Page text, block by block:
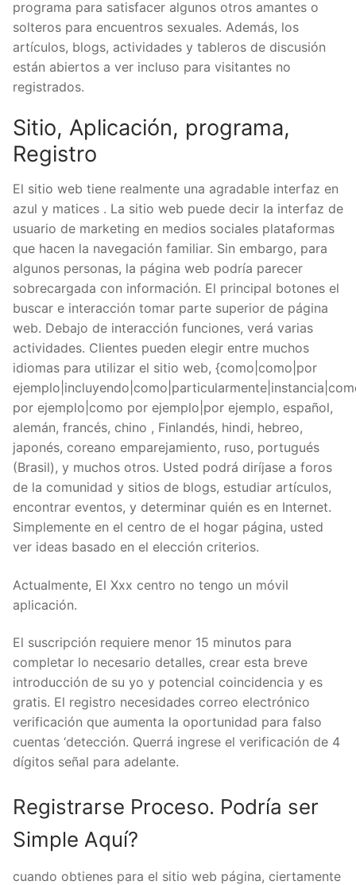
programa para satisfacer algunos otros amantes o
solteros para encuentros sexuales. Además, los
artículos, blogs, actividades y tableros de discusión
están abiertos a ver incluso para visitantes no
registrados.
Sitio, Aplicación, programa,
Registro
El sitio web tiene realmente una agradable interfaz en
azul y matices . La sitio web puede decir la interfaz de
usuario de marketing en medios sociales plataformas
que hacen la navegación familiar. Sin embargo, para
algunos personas, la página web podría parecer
sobrecargada con información. El principal botones el
buscar e interacción tomar parte superior de página
web. Debajo de interacción funciones, verá varias
actividades. Clientes pueden elegir entre muchos
idiomas para utilizar el sitio web, {como|como|por
por ejemplo|como por ejemplo|por ejemplo, español,
alemán, francés, chino , Finlandés, hindi, hebreo,
japonés, coreano emparejamiento, ruso, portugués
(Brasil), y muchos otros. Usted podrá diríjase a foros
de la comunidad y sitios de blogs, estudiar artículos,
encontrar eventos, y determinar quién es en Internet.
Simplemente en el centro de el hogar página, usted
ver ideas basado en el elección criterios.
Actualmente, El Xxx centro no tengo un móvil
aplicación.
El suscripción requiere menor 15 minutos para
completar lo necesario detalles, crear esta breve
introducción de su yo y potencial coincidencia y es
gratis. El registro necesidades correo electrónico
verificación que aumenta la oportunidad para falso
cuentas ‘detección. Querrá ingrese el verificación de 4
dígitos señal para adelante.
Registrarse Proceso. Podría ser
Simple Aquí?
cuando obtienes para el sitio web página, ciertamente